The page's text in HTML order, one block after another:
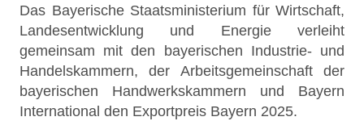
Das Bayerische Staatsministerium für Wirtschaft,
Landesentwicklung und Energie verleiht
gemeinsam mit den bayerischen Industrie- und
Handelskammern, der Arbeitsgemeinschaft der
bayerischen Handwerkskammern und Bayern
International den Exportpreis Bayern 2025.